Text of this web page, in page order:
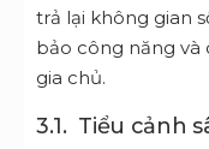
trả lại không gian
bảo công năng và
gia chủ.
3.1. Tiểu cảnh